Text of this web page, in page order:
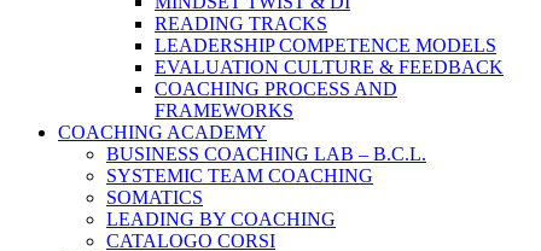
READING TRACKS
LEADERSHIP COMPETENCE MODELS
EVALUATION CULTURE & FEEDBACK
COACHING PROCESS AND
FRAMEWORKS
COACHING ACADEMY
BUSINESS COACHING LAB – B.C.L.
SYSTEMIC TEAM COACHING
SOMATICS
LEADING BY COACHING
CATALOGO CORSI